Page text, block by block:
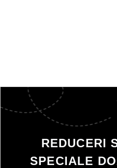
REDUCERI
SPECIALE